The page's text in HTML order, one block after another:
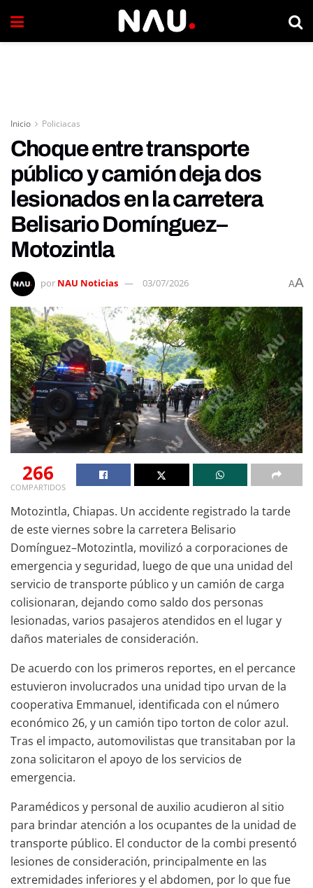
Inicio Policiacas
Choque entre transporte
público y camión deja dos
lesionados en la carretera
Belisario Domínguez–
Motozintla
por NAU Noticias 03/07/2026 AA
266
COMPARTIDOS
Motozintla, Chiapas. Un accidente registrado la tarde
de este viernes sobre la carretera Belisario
Domínguez–Motozintla, movilizó a corporaciones de
emergencia y seguridad, luego de que una unidad del
servicio de transporte público y un camión de carga
colisionaran, dejando como saldo dos personas
lesionadas, varios pasajeros atendidos en el lugar y
daños materiales de consideración.
De acuerdo con los primeros reportes, en el percance
estuvieron involucrados una unidad tipo urvan de la
cooperativa Emmanuel, identificada con el número
económico 26, y un camión tipo torton de color azul.
Tras el impacto, automovilistas que transitaban por la
zona solicitaron el apoyo de los servicios de
emergencia.
Paramédicos y personal de auxilio acudieron al sitio
para brindar atención a los ocupantes de la unidad de
transporte público. El conductor de la combi presentó
lesiones de consideración, principalmente en las
extremidades inferiores y el abdomen, por lo que fue